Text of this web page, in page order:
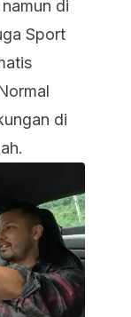
di
Sport
di